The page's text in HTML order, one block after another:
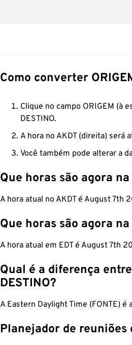
Como converter
Clique no campo ORIGEM (à
DESTINO.
A hora no AKDT (direita) será
Você também pode alterar a
Que horas são agora
A hora atual no AKDT é August 7th
Que horas são agora na
A hora atual em EDT é August 7th
Qual é a diferença
DESTINO?
A Eastern Daylight Time (FONTE) é
Planejador de reuniões